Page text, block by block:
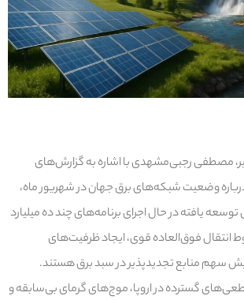
مصطفی رجبی‌مشهدی با اشاره به گزارش‌های
وضعیت شبکه‌های برق جهان در شهریور ماه،
یافته در حال اجرای برنامه‌های چند ده میلیارد
انتقال فوق‌العاده قوی، ایجاد ظرفیت‌های
سهم منابع تجدیدپذیر در سبد برق هستند.
گسترده در اروپا، موج‌های گرمای بی‌سابقه و